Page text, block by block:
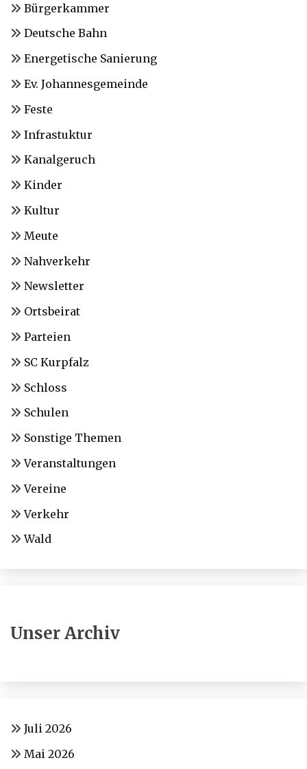
Bürgerkammer
Deutsche Bahn
Energetische Sanierung
Ev. Johannesgemeinde
Feste
Infrastuktur
Kanalgeruch
Kinder
Kultur
Meute
Nahverkehr
Newsletter
Ortsbeirat
Parteien
SC Kurpfalz
Schloss
Schulen
Sonstige Themen
Veranstaltungen
Vereine
Verkehr
Wald
Unser Archiv
Juli 2026
Mai 2026